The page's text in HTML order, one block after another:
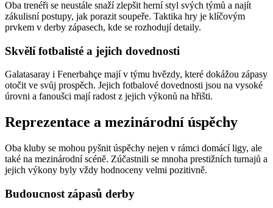
Oba trenéři se neustále snaží zlepšit herní styl svých týmů a najít
zákulisní postupy, jak porazit soupeře. Taktika hry je klíčovým
prvkem v derby zápasech, kde se rozhodují detaily.
Skvělí fotbalisté a jejich dovednosti
Galatasaray i Fenerbahçe mají v týmu hvězdy, které dokážou zápasy
otočit ve svůj prospěch. Jejich fotbalové dovednosti jsou na vysoké
úrovni a fanoušci mají radost z jejich výkonů na hřišti.
Reprezentace a mezinárodní úspěchy
Oba kluby se mohou pyšnit úspěchy nejen v rámci domácí ligy, ale
také na mezinárodní scéně. Zúčastnili se mnoha prestižních turnajů a
jejich výkony byly vždy hodnoceny velmi pozitivně.
Budoucnost zápasů derby